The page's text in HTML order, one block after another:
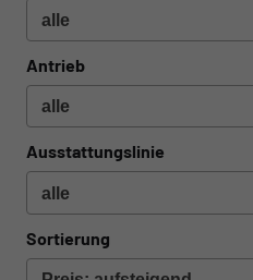
Antrieb
Ausstattungslinie
Sortierung